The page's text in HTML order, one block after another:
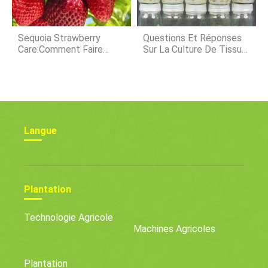
Sequoia Strawberry
Care:Comment Faire
Questions Et Réponses
Sur La Culture De Tissus
Langue
Plantation
Technologie Agricole
Machines Agricoles
Plantation